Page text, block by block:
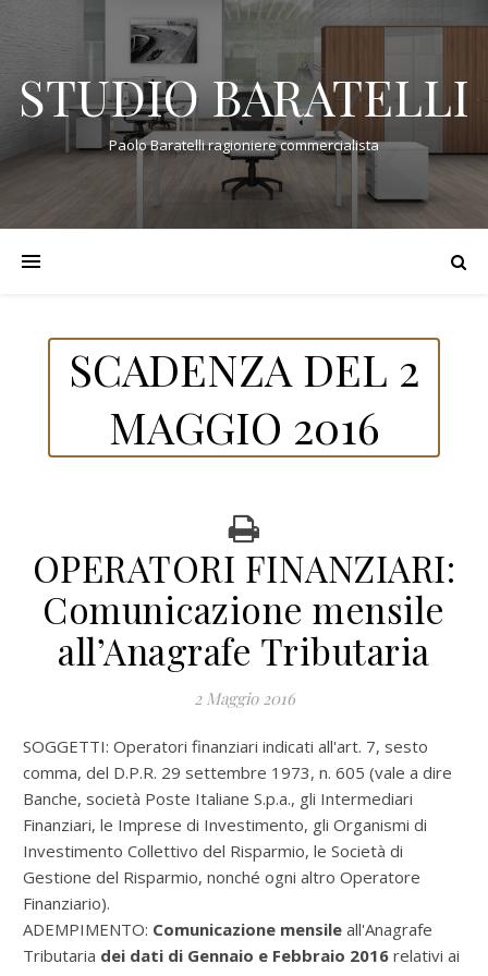
STUDIO BARATELLI
Paolo Baratelli ragioniere commercialista
SCADENZA DEL 2
MAGGIO 2016
OPERATORI FINANZIARI:
Comunicazione mensile
all’Anagrafe Tributaria
2 Maggio 2016
SOGGETTI: Operatori finanziari indicati all'art. 7, sesto
comma, del D.P.R. 29 settembre 1973, n. 605 (vale a dire
Banche, società Poste Italiane S.p.a., gli Intermediari
Finanziari, le Imprese di Investimento, gli Organismi di
Investimento Collettivo del Risparmio, le Società di
Gestione del Risparmio, nonché ogni altro Operatore
Finanziario).
ADEMPIMENTO: Comunicazione mensile all'Anagrafe
Tributaria dei dati di Gennaio e Febbraio 2016 relativi ai